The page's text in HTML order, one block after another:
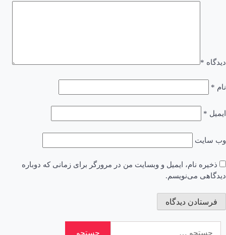
نام، ایمیل و وبسایت من در مرورگر برای زمانی که دوباره
می‌نویسم.